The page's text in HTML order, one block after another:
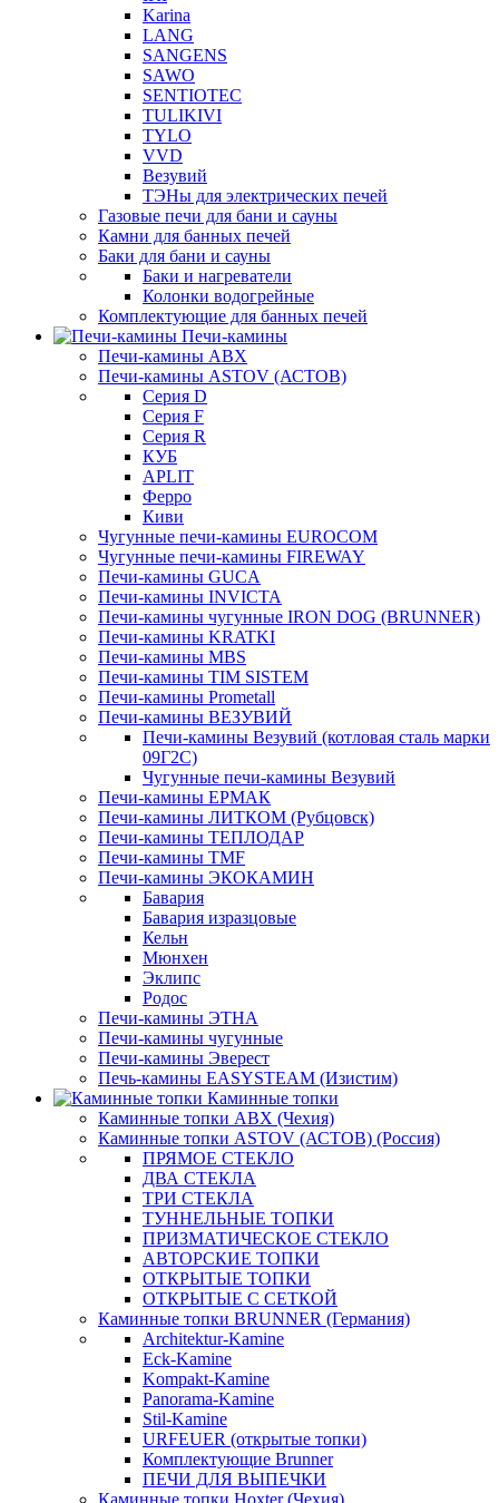
Karina
LANG
SANGENS
SAWO
SENTIOTEC
TULIKIVI
TYLO
VVD
Везувий
ТЭНы для электрических печей
Газовые печи для бани и сауны
Камни для банных печей
Баки для бани и сауны
Баки и нагреватели
Колонки водогрейные
Комплектующие для банных печей
Печи-камины
Печи-камины ABX
Печи-камины ASTOV (АСТОВ)
Серия D
Серия F
Серия R
КУБ
APLIT
Ферро
Киви
Чугунные печи-камины EUROCOM
Чугунные печи-камины FIREWAY
Печи-камины GUCA
Печи-камины INVICTA
Печи-камины чугунные IRON DOG (BRUNNER)
Печи-камины KRATKI
Печи-камины MBS
Печи-камины TIM SISTEM
Печи-камины Prometall
Печи-камины ВЕЗУВИЙ
Печи-камины Везувий (котловая сталь марки
09Г2С)
Чугунные печи-камины Везувий
Печи-камины ЕРМАК
Печи-камины ЛИТКОМ (Рубцовск)
Печи-камины ТЕПЛОДАР
Печи-камины TMF
Печи-камины ЭКОКАМИН
Бавария
Бавария изразцовые
Кельн
Мюнхен
Эклипс
Родос
Печи-камины ЭТНА
Печи-камины чугунные
Печи-камины Эверест
Печь-камины EASYSTEAM (Изистим)
Каминные топки
Каминные топки ABX (Чехия)
Каминные топки ASTOV (АСТОВ) (Россия)
ПРЯМОЕ СТЕКЛО
ДВА СТЕКЛА
ТРИ СТЕКЛА
ТУННЕЛЬНЫЕ ТОПКИ
ПРИЗМАТИЧЕСКОЕ СТЕКЛО
АВТОРСКИЕ ТОПКИ
ОТКРЫТЫЕ ТОПКИ
ОТКРЫТЫЕ С СЕТКОЙ
Каминные топки BRUNNER (Германия)
Architektur-Kamine
Eck-Kamine
Kompakt-Kamine
Panorama-Kamine
Stil-Kamine
URFEUER (открытые топки)
Комплектующие Brunner
ПЕЧИ ДЛЯ ВЫПЕЧКИ
Каминные топки Hoxter (Чехия)